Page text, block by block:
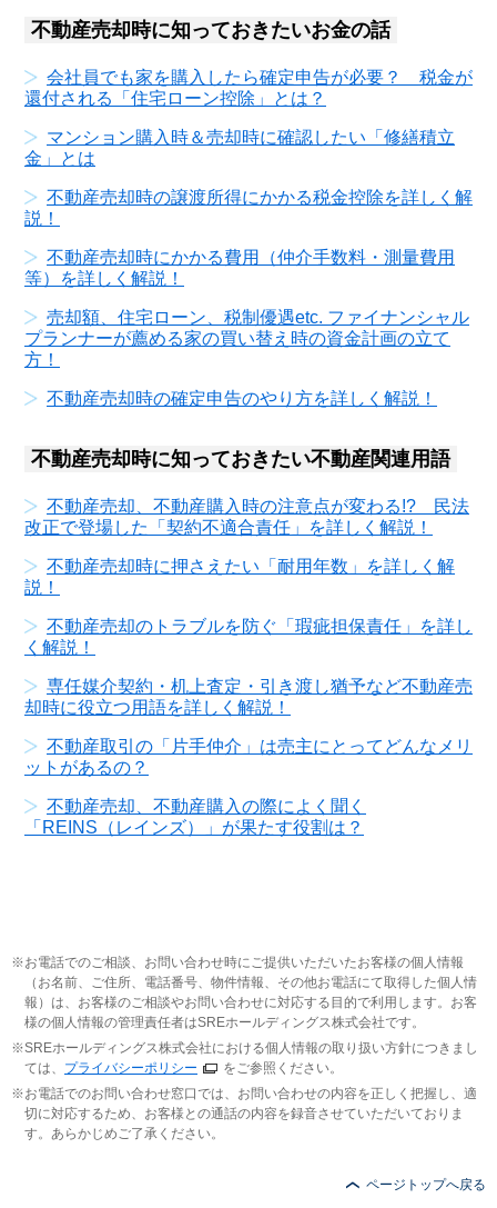
不動産売却時に知っておきたいお金の話
会社員でも家を購入したら確定申告が必要？ 税金が
還付される「住宅ローン控除」とは？
マンション購入時＆売却時に確認したい「修繕積立
金」とは
不動産売却時の譲渡所得にかかる税金控除を詳しく解
説！
不動産売却時にかかる費用（仲介手数料・測量費用
等）を詳しく解説！
売却額、住宅ローン、税制優遇etc. ファイナンシャル
プランナーが薦める家の買い替え時の資金計画の立て
方！
不動産売却時の確定申告のやり方を詳しく解説！
不動産売却時に知っておきたい不動産関連用語
不動産売却、不動産購入時の注意点が変わる!? 民法
改正で登場した「契約不適合責任」を詳しく解説！
不動産売却時に押さえたい「耐用年数」を詳しく解
説！
不動産売却のトラブルを防ぐ「瑕疵担保責任」を詳し
く解説！
専任媒介契約・机上査定・引き渡し猶予など不動産売
却時に役立つ用語を詳しく解説！
不動産取引の「片手仲介」は売主にとってどんなメリ
ットがあるの？
不動産売却、不動産購入の際によく聞く
「REINS（レインズ）」が果たす役割は？
お電話でのご相談、お問い合わせ時にご提供いただいたお客様の個人情報
（お名前、ご住所、電話番号、物件情報、その他お電話にて取得した個人情
報）は、お客様のご相談やお問い合わせに対応する目的で利用します。お客
様の個人情報の管理責任者はSREホールディングス株式会社です。
SREホールディングス株式会社における個人情報の取り扱い方針につきまし
ては、 プライバシーポリシー
をご参照ください。
お電話でのお問い合わせ窓口では、お問い合わせの内容を正しく把握し、適
切に対応するため、お客様との通話の内容を録音させていただいておりま
す。あらかじめご了承ください。
ページトップへ戻る